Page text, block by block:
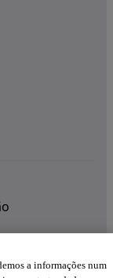
a informações num